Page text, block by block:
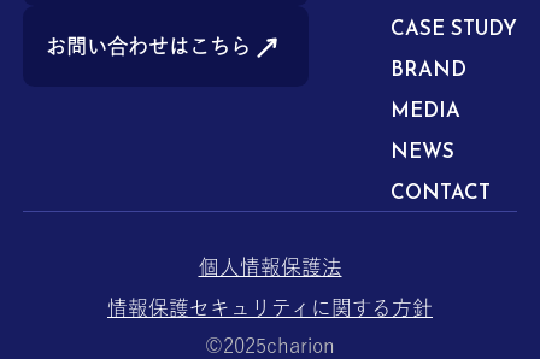
お問い合わせはこちら
CASE STUDY
BRAND
MEDIA
NEWS
CONTACT
©︎2025charion
個人情報保護法
情報保護セキュリティに関する方針